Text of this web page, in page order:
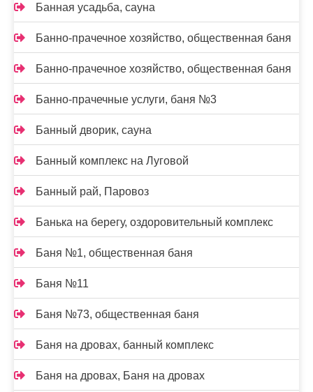
Банная усадьба, сауна
Банно-прачечное хозяйство, общественная баня
Банно-прачечное хозяйство, общественная баня
Банно-прачечные услуги, баня №3
Банный дворик, сауна
Банный комплекс на Луговой
Банный рай, Паровоз
Банька на берегу, оздоровительный комплекс
Баня №1, общественная баня
Баня №11
Баня №73, общественная баня
Баня на дровах, банный комплекс
Баня на дровах, Баня на дровах